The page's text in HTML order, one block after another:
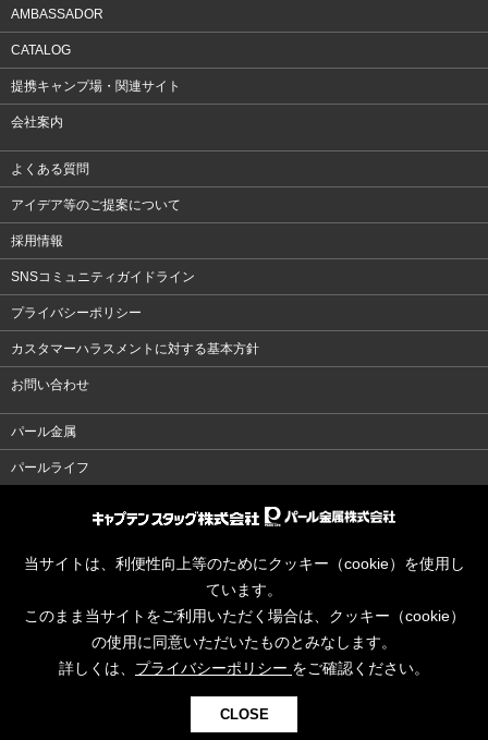
AMBASSADOR
CATALOG
提携キャンプ場・関連サイト
会社案内
よくある質問
アイデア等のご提案について
採用情報
SNSコミュニティガイドライン
プライバシーポリシー
カスタマーハラスメントに対する基本方針
お問い合わせ
パール金属
パールライフ
当サイトは、利便性向上等のためにクッキー（cookie）を使用し
ています。
このまま当サイトをご利用いただく場合は、クッキー（cookie）
の使用に同意いただいたものとみなします。
詳しくは、 プライバシーポリシー をご確認ください。
CLOSE